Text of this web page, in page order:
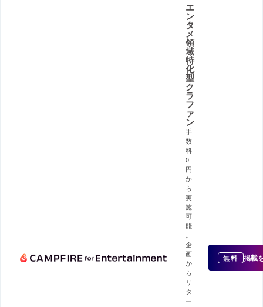
エ
ン
タ
メ
領
域
特
化
型
ク
ラ
フ
ァ
ン
手
数
料
0
円
か
ら
実
施
可
能
。
企
画
か
ら
リ
タ
ー
無料 掲載